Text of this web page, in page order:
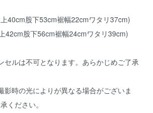
40cm股下53cm裾幅22cmワタリ37cm)
42cm股下56cm裾幅24cmワタリ39cm)
セルは不可となります。あらかじめご了承
影時の光によりが異なる場合がございま
ください。